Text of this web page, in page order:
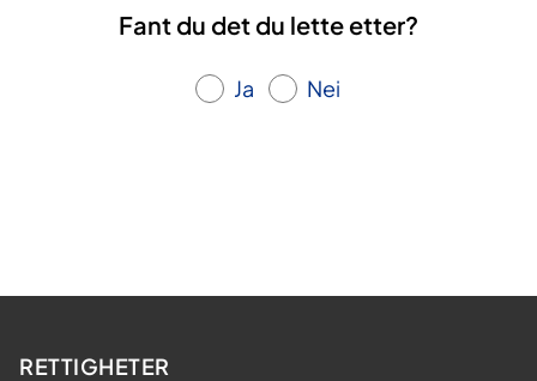
Fant du det du lette etter?
Ja Nei
RETTIGHETER